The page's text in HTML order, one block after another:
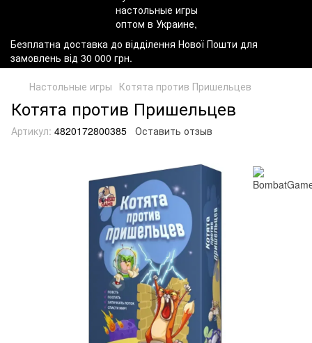
Безплатна доставка до відділення Нової Пошти для
замовлень від 30 000 грн.
Настольные игры Котята против Пришельцев
Котята против Пришельцев
Артикул: 4820172800385 Оставить отзыв